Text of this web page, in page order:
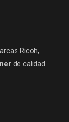
Ricoh,
de calidad